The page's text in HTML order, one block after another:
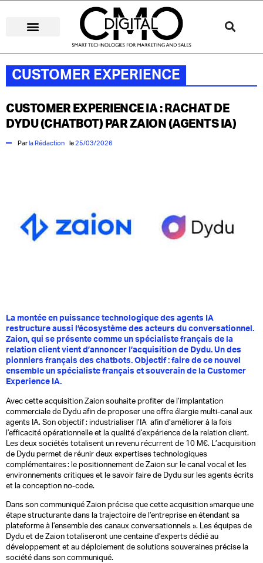
CUSTOMER EXPERIENCE
CUSTOMER EXPERIENCE IA : RACHAT DE
DYDU (CHATBOT) PAR ZAION (AGENTS IA)
Par la Rédaction le25/03/2026
La montée en puissance technologique des agents IA
restructure aussi l’écosystème des acteurs du conversationnel.
Zaion, qui se présente comme un spécialiste français de la
relation client vient d’annoncer l’acquisition de Dydu. Un des
pionniers français des chatbots. Objectif : faire de ce nouvel
ensemble un spécialiste français et souverain de la Customer
Experience IA.
Avec cette acquisition Zaion souhaite profiter de l’implantation
commerciale de Dydu afin de proposer une offre élargie multi-canal aux
agents IA. Son objectif : industrialiser l’IA afin d’améliorer à la fois
l’efficacité opérationnelle et la qualité d’expérience de la relation client.
Les deux sociétés totalisent un revenu récurrent de 10 M€. L’acquisition
de Dydu permet de réunir deux expertises technologiques
complémentaires : le positionnement de Zaion sur le canal vocal et les
environnements critiques et le savoir faire de Dydu sur les agents écrits
et la conception no-code.
Dans son communiqué Zaion précise que cette acquisition »marque une
étape structurante dans la trajectoire de l’entreprise en étendant sa
plateforme à l’ensemble des canaux conversationnels ». Les équipes de
Dydu et de Zaion totaliseront une centaine d’experts dédié au
développement et au déploiement de solutions souveraines précise la
société dans son communiqué.